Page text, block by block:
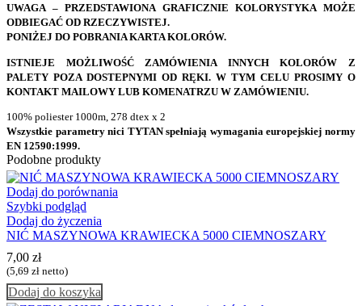
UWAGA – PRZEDSTAWIONA GRAFICZNIE KOLORYSTYKA MOŻE
ODBIEGAĆ OD RZECZYWISTEJ.
PONIŻEJ DO POBRANIA KARTA KOLORÓW.
ISTNIEJE MOŻLIWOŚĆ ZAMÓWIENIA INNYCH KOLORÓW Z
PALETY POZA DOSTEPNYMI OD RĘKI. W TYM CELU PROSIMY O
KONTAKT MAILOWY LUB KOMENATRZU W ZAMÓWIENIU.
100% poliester 1000m, 278 dtex x 2
Wszystkie parametry nici TYTAN spełniają wymagania europejskiej normy
EN 12590:1999.
Podobne produkty
Dodaj do porównania
Szybki podgląd
Dodaj do życzenia
NIĆ MASZYNOWA KRAWIECKA 5000 CIEMNOSZARY
7,00 zł
(5,69 zł netto)
Dodaj do koszyka